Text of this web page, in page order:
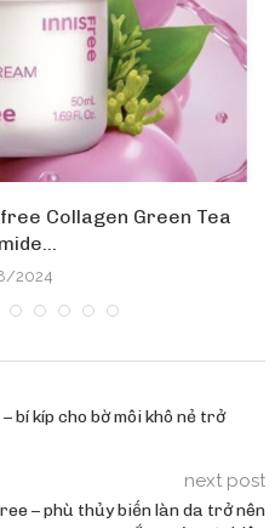
Collagen Green Tea
2024
bí kíp cho bờ môi khô nẻ trở
next post
– phù thủy biến làn da trở nên